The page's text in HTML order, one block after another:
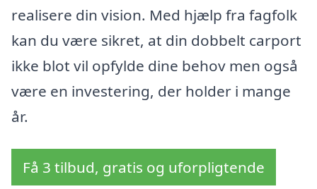
realisere din vision. Med hjælp fra fagfolk
kan du være sikret, at din dobbelt carport
ikke blot vil opfylde dine behov men også
være en investering, der holder i mange
år.
Få 3 tilbud, gratis og uforpligtende